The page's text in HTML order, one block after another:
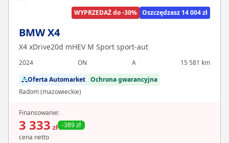
WYPRZEDAŻ do -30% Oszczędzasz 14 004 zł
BMW X4
X4 xDrive20d mHEV M Sport sport-aut
2024 ON A
15 581 km
Oferta Automarket Ochrona gwarancyjna
Radom (mazowieckie)
Finansowanie:
3 333 zł -389 zł
cena netto